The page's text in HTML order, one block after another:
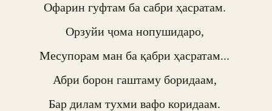
Офарин гуфтам ба сабри ҳасратам.
Орзуйи ҷома нопушидаро,
Месупорам ман ба қабри ҳасратам...
Абри борон гаштаму боридаам,
Бар дилам тухми вафо коридаам.